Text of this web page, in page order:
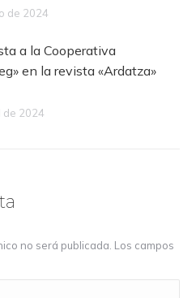
de 2024
a la Cooperativa
en la revista «Ardatza»
de 2024
no será publicada. Los campos